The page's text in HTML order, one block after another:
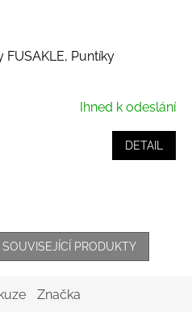
FUSAKLE, Puntíky
Ihned k odeslání
DETAIL
PRODUKTY
Značka